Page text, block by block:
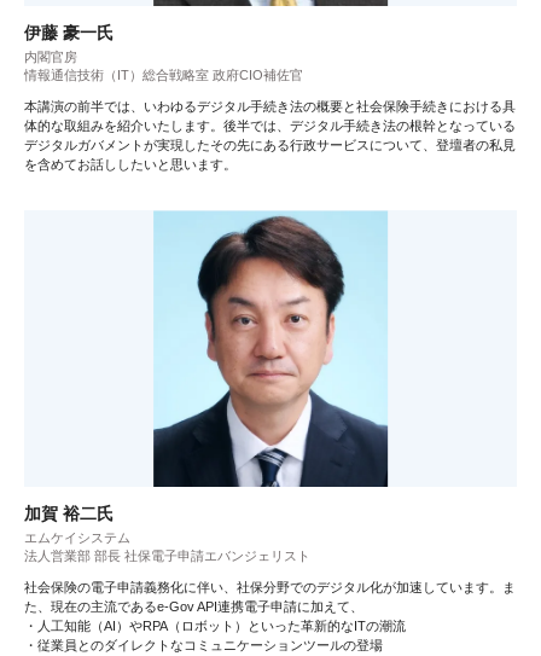
伊藤 豪一氏
内閣官房
情報通信技術（IT）総合戦略室 政府CIO補佐官
本講演の前半では、いわゆるデジタル手続き法の概要と社会保険手続きにおける具
体的な取組みを紹介いたします。後半では、デジタル手続き法の根幹となっている
デジタルガバメントが実現したその先にある行政サービスについて、登壇者の私見
を含めてお話ししたいと思います。
加賀 裕二氏
エムケイシステム
法人営業部 部長 社保電子申請エバンジェリスト
社会保険の電子申請義務化に伴い、社保分野でのデジタル化が加速しています。ま
た、現在の主流であるe-Gov API連携電子申請に加えて、
・人工知能（AI）やRPA（ロボット）といった革新的なITの潮流
・従業員とのダイレクトなコミュニケーションツールの登場